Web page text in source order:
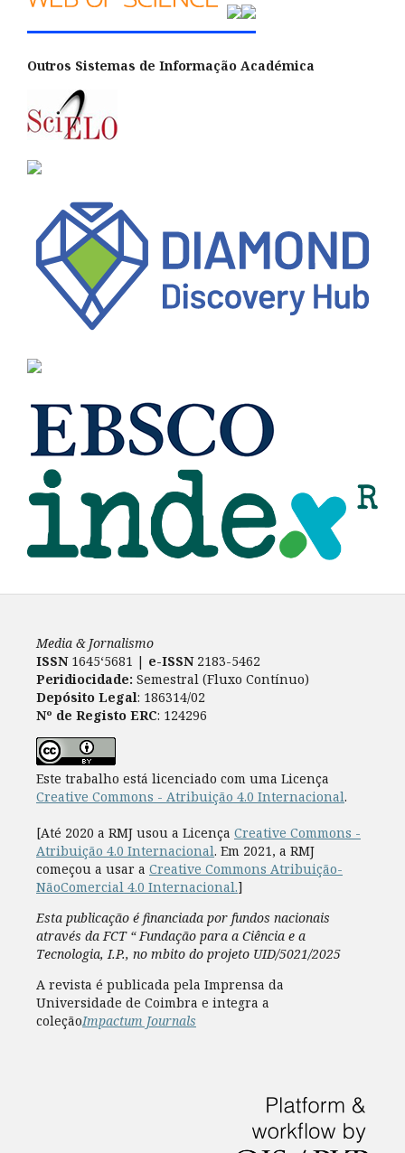
Outros Sistemas de Informação Académica
Media & Jornalismo
ISSN 1645‘5681 | e-ISSN2183-5462
Peridiocidade: Semestral (Fluxo Contínuo)
Depósito Legal: 186314/02
Nº de Registo ERC: 124296
Este trabalho está licenciado com uma Licença
Creative Commons - Atribuição 4.0 Internacional.
[Até 2020 a RMJ usou a Licença Creative Commons -
Atribuição 4.0 Internacional. Em 2021, a RMJ
começou a usar a Creative Commons Atribuição-
NãoComercial 4.0 Internacional.]
Esta publicação é financiada por fundos nacionais
através da FCT “ Fundação para a Ciência e a
Tecnologia, I.P., no mbito do projeto UID/5021/2025
A revista é publicada pela Imprensa da
Universidade de Coimbra e integra a
coleçãoImpactum Journals